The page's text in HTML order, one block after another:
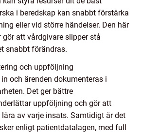
i beredskap kan snabbt förstärka
eller vid större händelser. Den här
gör att vårdgivare slipper stå
snabbt förändras.
och uppföljning
och ärenden dokumenteras i
Det ger bättre
uppföljning och gör att
av varje insats. Samtidigt är det
enligt patientdatalagen, med full